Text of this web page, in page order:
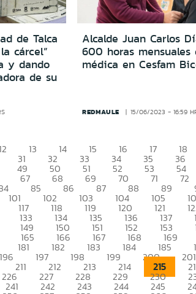
de Talca
cárcel”
y dando
de su
Alcalde Juan Carlos
600 horas
médica en Cesfam
REDMAULE 15/06/2023 - 16:59
13 14 15 16 17 18
31 32 33 34 35 36
49 50 51 52 53 54
67 68 69 70 71 72
85 86 87 88 89
101 102 103 104 105
117 118 119 120 121
133 134 135 136 137
149 150 151 152 153
165 166 167 168 169
181 182 183 184 185
196 197 198 199 200 201
211 212 213 214 215
226 227 228 229 230
241 242 243 244 245